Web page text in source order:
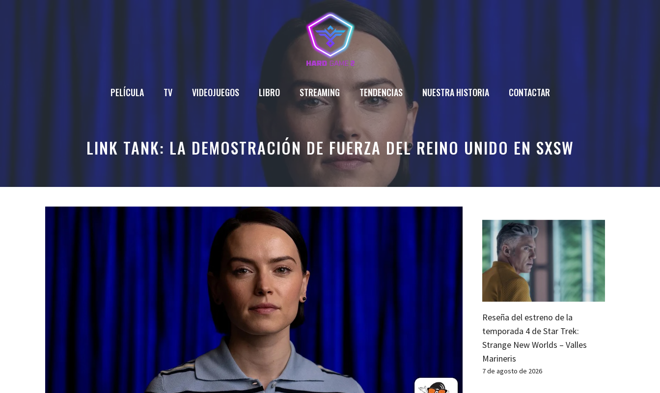
PELÍCULA TV VIDEOJUEGOS LIBRO STREAMING TENDENCIAS NUESTRA HISTORIA CONTACTAR
LINK TANK: LA DEMOSTRACIÓN DE FUERZA DEL REINO UNIDO EN SXSW
Reseña del estreno de la
temporada 4 de Star Trek:
Strange New Worlds – Valles
Marineris
7 de agosto de 2026